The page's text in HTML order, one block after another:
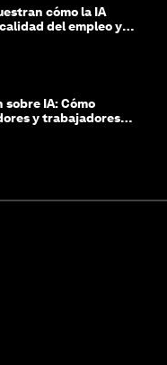
cómo la IA
del empleo y
IA: Cómo
y trabajadores